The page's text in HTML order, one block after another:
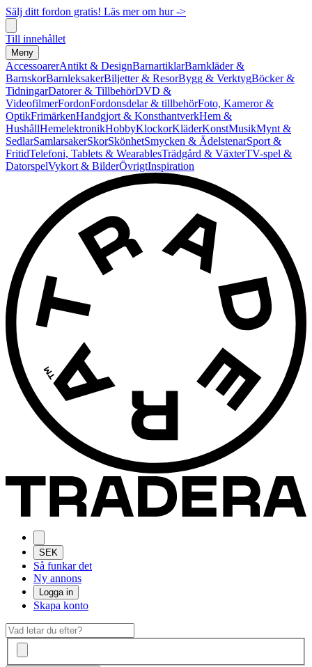
Sälj ditt fordon gratis! Läs mer om hur ->
Till innehållet
Meny
AccessoarerAntikt & DesignBarnartiklarBarnkläder &
BarnskorBarnleksakerBiljetter & ResorBygg & VerktygBöcker &
TidningarDatorer & TillbehörDVD &
VideofilmerFordonFordonsdelar & tillbehörFoto, Kameror &
OptikFrimärkenHandgjort & KonsthantverkHem &
HushållHemelektronikHobbyKlockorKläderKonstMusikMynt &
SedlarSamlarsakerSkorSkönhetSmycken & ÄdelstenarSport &
FritidTelefoni, Tablets & WearablesTrädgård & VäxterTV-spel &
DatorspelVykort & BilderÖvrigtInspiration
SEK
Så funkar det
Ny annons
Logga in
Skapa konto